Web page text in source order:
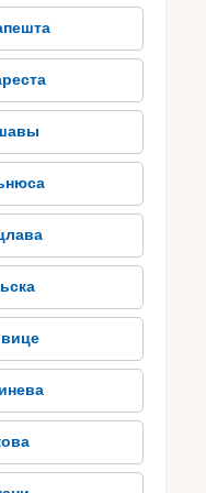
использованием
Вы
рисовое
сладкое и
есть множество
попробовать
как хопперс
Вкусите
кухню в
замечательный
для
в